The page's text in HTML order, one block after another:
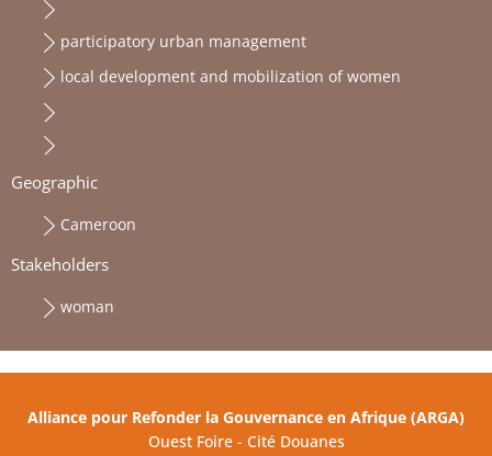
participatory urban management
local development and mobilization of women
Geographic
Cameroon
Stakeholders
woman
Alliance pour Refonder la Gouvernance en Afrique (ARGA)
Ouest Foire - Cité Douanes